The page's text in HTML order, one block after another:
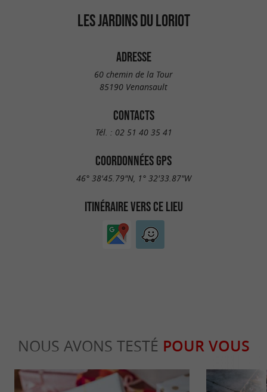
LES JARDINS DU LORIOT
ADRESSE
60 chemin de la Tour
85190 Venansault
CONTACTS
Tél. : 02 51 40 35 41
COORDONNÉES GPS
46° 38'45.79"N, 1° 32'33.87"W
ITINÉRAIRE VERS CE LIEU
NOUS AVONS TESTÉ POUR VOUS